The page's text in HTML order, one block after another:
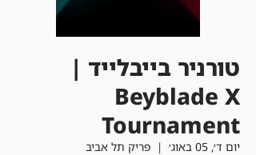
טורניר בייבלייד |
Beyblade X
Tournament
יום ד׳, 05 באוג׳
  |
פריק תל אביב